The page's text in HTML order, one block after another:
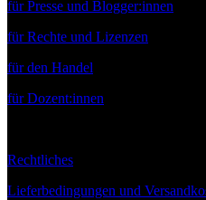
für Presse und Blogger:innen
für Rechte und Lizenzen
für den Handel
für Dozent:innen
Rechtliches
Lieferbedingungen und